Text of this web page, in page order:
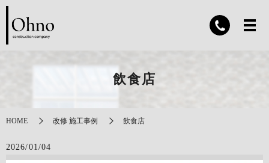
飲食店
HOME 改修 施工事例 飲食店
2026/01/04